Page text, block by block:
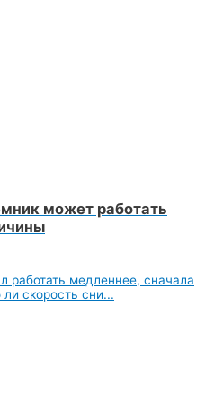
может работать
работать медленнее, сначала
скорость сни...